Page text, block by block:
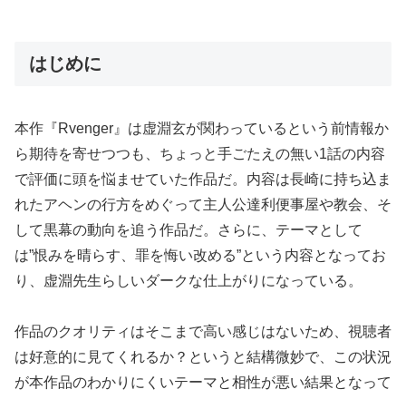
はじめに
本作『Rvenger』は虚淵玄が関わっているという前情報か
ら期待を寄せつつも、ちょっと手ごたえの無い1話の内容
で評価に頭を悩ませていた作品だ。内容は長崎に持ち込ま
れたアヘンの行方をめぐって主人公達利便事屋や教会、そ
して黒幕の動向を追う作品だ。さらに、テーマとして
は”恨みを晴らす、罪を悔い改める”という内容となってお
り、虚淵先生らしいダークな仕上がりになっている。
作品のクオリティはそこまで高い感じはないため、視聴者
は好意的に見てくれるか？というと結構微妙で、この状況
が本作品のわかりにくいテーマと相性が悪い結果となって